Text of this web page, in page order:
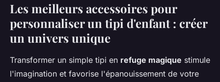
Les essentiels pour
personnaliser votre tipi
d'enfant
Baptiste• 2 janvier 2026•8 min de lecture
Les meilleurs accessoires pour
personnaliser un tipi d'enfant : créer
un univers unique
Transformer un simple tipi en refuge magique stimule
l'imagination et favorise l'épanouissement de votre